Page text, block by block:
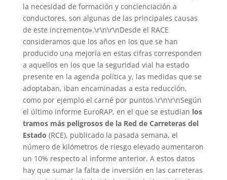
la necesidad de formación y concienciación a
conductores, son algunas de las principales causas
de este incremento».\r\n\r\nDesde el RACE
consideramos que los años en los que se han
producido una mejoría en estas cifras corresponden
a aquellos en los que la seguridad vial ha estado
presente en la agenda política y, las medidas que se
adoptaban, iban encaminadas a esta reducción,
como por ejemplo el carné por puntos.\r\n\r\nSegún
el último informe EuroRAP, en el que se estudian los
tramos más peligrosos de la Red de Carreteras del
Estado (RCE), publicado la pasada semana, el
número de kilómetros de riesgo elevado aumentaron
un 10% respecto al informe anterior. A estos datos
hay que sumar la falta de inversión en las carreteras